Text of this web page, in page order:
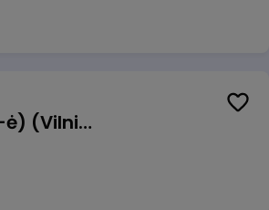
Transformacijos projektų vadovas (-ė) (Vilnius, LT)